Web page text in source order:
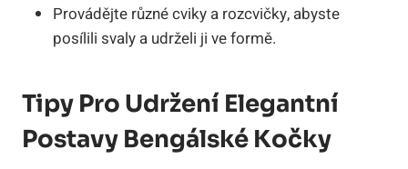
Provádějte různé cviky a rozcvičky, abyste
posílili svaly a udrželi ji ve formě.
Tipy Pro Udržení Elegantní
Postavy Bengálské Kočky